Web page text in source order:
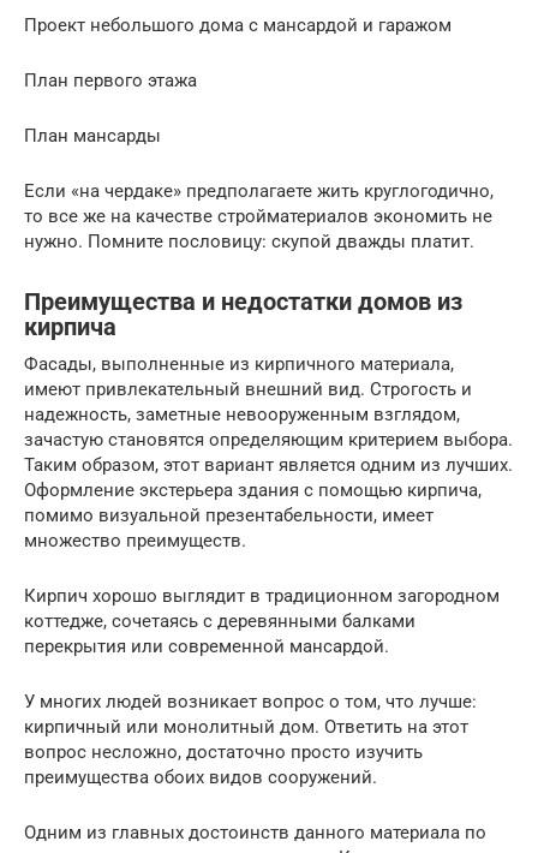
Проект небольшого дома с мансардой и гаражом
План первого этажа
План мансарды
Если «на чердаке» предполагаете жить круглогодично,
то все же на качестве стройматериалов экономить не
нужно. Помните пословицу: скупой дважды платит.
Преимущества и недостатки домов из
кирпича
Фасады, выполненные из кирпичного материала,
имеют привлекательный внешний вид. Строгость и
надежность, заметные невооруженным взглядом,
зачастую становятся определяющим критерием выбора.
Таким образом, этот вариант является одним из лучших.
Оформление экстерьера здания с помощью кирпича,
помимо визуальной презентабельности, имеет
множество преимуществ.
Кирпич хорошо выглядит в традиционном загородном
коттедже, сочетаясь с деревянными балками
перекрытия или современной мансардой.
У многих людей возникает вопрос о том, что лучше:
кирпичный или монолитный дом. Ответить на этот
вопрос несложно, достаточно просто изучить
преимущества обоих видов сооружений.
Одним из главных достоинств данного материала по